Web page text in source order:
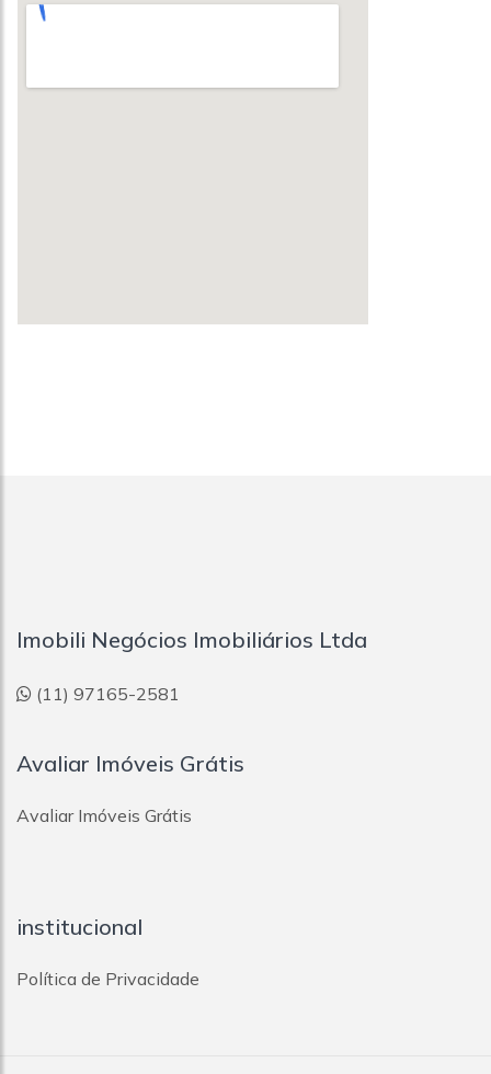
Imobili Negócios Imobiliários Ltda
(11) 97165-2581
Avaliar Imóveis Grátis
Avaliar Imóveis Grátis
institucional
Política de Privacidade